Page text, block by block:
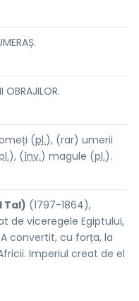
OBRAJILOR.
(pl.), (rar) umerii
), (înv.) magule (pl.).
Tal) (1797-1864),
de viceregele Egiptului,
convertit, cu forța, la
Imperiul creat de el